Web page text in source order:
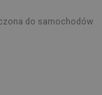
do samochodów